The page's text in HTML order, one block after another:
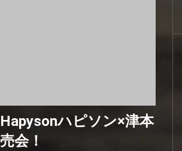
Hapysonハピソン×津本
会！